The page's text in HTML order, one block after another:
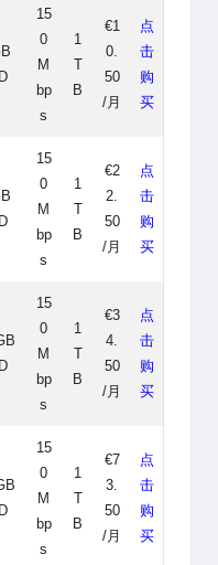
15
0
M
bp
s
1
T
B
€1
0.
50
/月
点
击
购
买
15
0
M
bp
s
1
T
B
€2
2.
50
/月
点
击
购
买
15
0
M
bp
s
1
T
B
€3
4.
50
/月
点
击
购
买
15
0
M
bp
s
1
T
B
€7
3.
50
/月
点
击
购
买